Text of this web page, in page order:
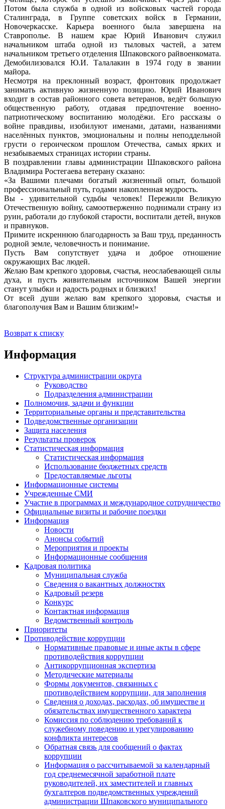
Потом была служба в одной из войсковых частей города
Сталинграда, в Группе советских войск в Германии,
Новочеркасске. Карьера военного была завершена на
Ставрополье. В нашем крае Юрий Иванович служил
начальником штаба одной из тыловых частей, а затем
начальником третьего отделения Шпаковского райвоенкомата.
Демобилизовался Ю.И. Талалакин в 1974 году в звании
майора.
Несмотря на преклонный возраст, фронтовик продолжает
занимать активную жизненную позицию. Юрий Иванович
входит в состав районного совета ветеранов, ведёт большую
общественную работу, отдавая предпочтение военно-
патриотическому воспитанию молодёжи. Его рассказы о
войне правдивы, изобилуют именами, датами, названиями
населённых пунктов, эмоциональны и полны неподдельной
грусти о героическом прошлом Отечества, самых ярких и
незабываемых страницах истории страны.
В поздравлении главы администрации Шпаковского района
Владимира Ростегаева ветерану сказано:
«За Вашими плечами богатый жизненный опыт, большой
профессиональный путь, годами накопленная мудрость.
Вы - удивительной судьбы человек! Пережили Великую
Отечественную войну, самоотверженно поднимали страну из
руин, работали до глубокой старости, воспитали детей, внуков
и правнуков.
Примите искреннюю благодарность за Ваш труд, преданность
родной земле, человечность и понимание.
Пусть Вам сопутствует удача и доброе отношение
окружающих Вас людей.
Желаю Вам крепкого здоровья, счастья, неослабевающей силы
духа, и пусть живительным источником Вашей энергии
станут улыбки и радость родных и близких!
От всей души желаю вам крепкого здоровья, счастья и
благополучия Вам и Вашим близким!»
Возврат к списку
Информация
Структура администрации округа
Руководство
Подразделения администрации
Полномочия, задачи и функции
Территориальные органы и представительства
Подведомственные организации
Защита населения
Результаты проверок
Статистическая информация
Статистическая информация
Использование бюджетных средств
Предоставляемые льготы
Информационные системы
Учрежденные СМИ
Участие в программах и международное сотрудничество
Официальные визиты и рабочие поездки
Информация
Новости
Анонсы событий
Мероприятия и проекты
Информационные сообщения
Кадровая политика
Муниципальная служба
Сведения о вакантных должностях
Кадровый резерв
Конкурс
Контактная информация
Ведомственный контроль
Приоритеты
Противодействие коррупции
Нормативные правовые и иные акты в сфере
противодействия коррупции
Антикоррупционная экспертиза
Методические материалы
Формы документов, связанных с
противодействием коррупции, для заполнения
Сведения о доходах, расходах, об имуществе и
обязательствах имущественного характера
Комиссия по соблюдению требований к
служебному поведению и урегулированию
конфликта интересов
Обратная связь для сообщений о фактах
коррупции
Информация о рассчитываемой за календарный
год среднемесячной заработной плате
руководителей, их заместителей и главных
бухгалтеров подведомственных учреждений
администрации Шпаковского муниципального